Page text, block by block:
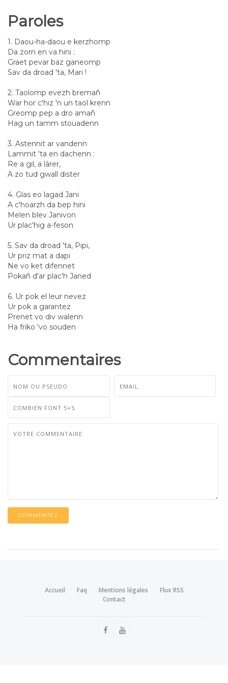
Paroles
1. Daou-ha-daou e kerzhomp
Da zorn en va hini :
Graet pevar baz ganeomp
Sav da droad 'ta, Mari !
2. Taolomp evezh bremañ
War hor c'hiz 'n un taol krenn
Greomp pep a dro amañ
Hag un tamm stouadenn
3. Astennit ar vandenn
Lammit 'ta en dachenn :
Re a gil, a lârer,
A zo tud gwall dister
4. Glas eo lagad Jani
A c'hoarzh da bep hini
Melen blev Janivon
Ur plac'hig a-feson
5. Sav da droad 'ta, Pipi,
Ur priz mat a dapi
Ne vo ket difennet
Pokañ d'ar plac'h Janed
6. Ur pok el leur nevez
Ur pok a garantez
Prenet vo div walenn
Ha friko 'vo souden
Commentaires
COMMENTEZ
Accueil Faq Mentions légales
Flux RSS
Contact